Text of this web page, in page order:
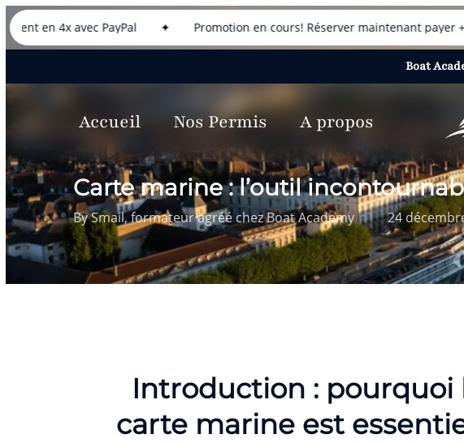
Skip
main
avec PayPal ✦ Promotion en cours! Réserver maintenant payer + tard,
Boat
Accueil Nos Permis A propos
Carte marine : l’outil
BySmail, formateur agréé chez Boat Academy 24
Introduction : pourquoi
carte marine est